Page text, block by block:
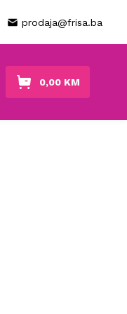
prodaja@frisa.ba
0,00 KM